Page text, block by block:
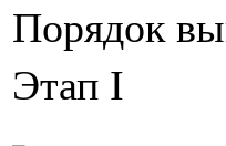
Порядок
Этап I